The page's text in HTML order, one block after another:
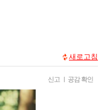
새로고침
신고 | 공감 확인